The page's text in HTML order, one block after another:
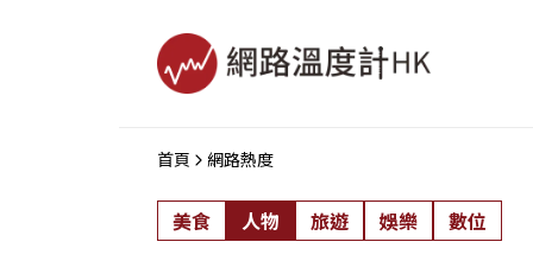
首頁 網路熱度
美食 人物 旅遊 娛樂 數位